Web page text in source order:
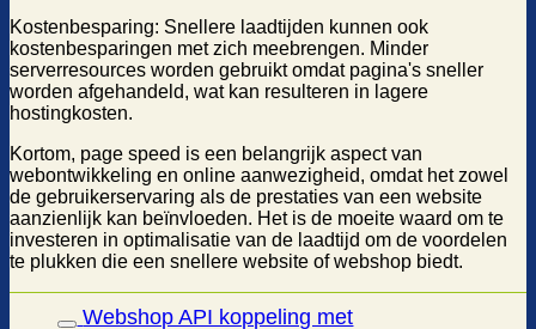
Kostenbesparing: Snellere laadtijden kunnen ook
kostenbesparingen met zich meebrengen. Minder
serverresources worden gebruikt omdat pagina's sneller
worden afgehandeld, wat kan resulteren in lagere
hostingkosten.
Kortom, page speed is een belangrijk aspect van
webontwikkeling en online aanwezigheid, omdat het zowel
de gebruikerservaring als de prestaties van een website
aanzienlijk kan beïnvloeden. Het is de moeite waard om te
investeren in optimalisatie van de laadtijd om de voordelen
te plukken die een snellere website of webshop biedt.
Webshop API koppeling met